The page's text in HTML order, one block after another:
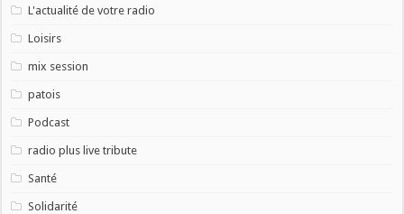
L'actualité de votre radio
Loisirs
mix session
patois
Podcast
radio plus live tribute
Santé
Solidarité